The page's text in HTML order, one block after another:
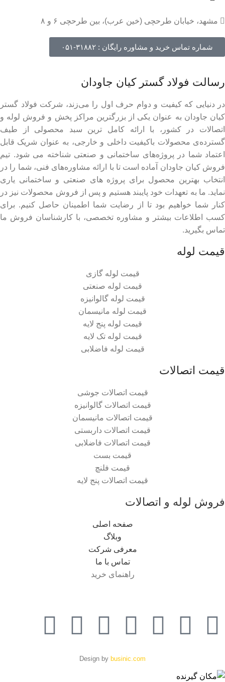
مشهد، خیابان طرحچی (خین عرب)، بین طرحچی ۶ و ۸
شماره تماس خرید و مشاوره رایگان : ۳۱۸۸۲-۰۵۱
رسالت فولاد گستر کیان جاودان
در دنیایی که کیفیت و دوام حرف اول را می‌زند، شرکت فولاد گستر
کیان جاودان به عنوان یکی از بزرگترین مراکز پخش و فروش لوله و
اتصالات در کشور، با ارائه کامل ترین سبد محصولی از طیف
گسترده‌‌ی محصولات باکیفیت داخلی و خارجی، به عنوان شریک قابل
اعتماد شما در پروژه‌های ساختمانی و صنعتی شناخته می شود. تیم
فروش کیان جاودان آماده است تا با ارائه مشاوره‌های فنی، شما را در
انتخاب بهترین محصول برای پروژه های صنعتی و ساختمانی یاری
نماید. ما به تعهدات خود پایبند هستیم و پس از فروش محصولات نیز در
کنار شما خواهیم بود تا از رضایت شما اطمینان حاصل کنیم. برای
کسب اطلاعات بیشتر و مشاوره تخصصی، با کارشناسان فروش ما
تماس بگیرید.
قیمت لوله
قیمت لوله گازی
قیمت لوله صنعتی
قیمت لوله گالوانیزه
قیمت لوله مانیسمان
قیمت لوله پنج لایه
قیمت لوله تک لایه
قیمت لوله فاضلابی
قیمت اتصالات
قیمت اتصالات جوشی
قیمت اتصالات گالوانیزه
قیمت اتصالات مانیسمان
قیمت اتصالات داربستی
قیمت اتصالات فاضلابی
قیمت بست
قیمت فلنچ
قیمت اتصالات پنج لایه
فروش لوله و اتصالات
صفحه اصلی
وبلاگ
معرفی شرکت
تماس با ما
راهنمای خرید
Design by businic.com